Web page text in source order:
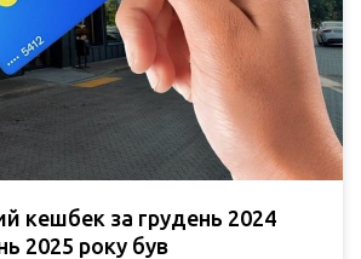
кешбек за грудень 2024
2025 року був